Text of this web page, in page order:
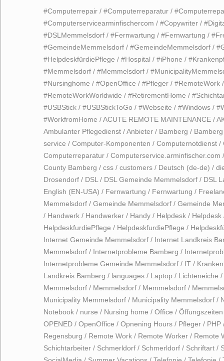
#Computerrepair / #Computerreparatur /
#Computerservicearminfischercom / #Copywriter /
#DSLMemmelsdorf / #Fernwartung / #Fernwartung /
#GemeindeMemmelsdorf / #GemeindeMemmelsdorf /
#HelpdeskfürdiePflege / #Hospital / #iPhone /
#Memmelsdorf / #Memmelsdorf /
#Nursinghome / #OpenOffice / #Pfleger / #RemoteWork
#RemoteWorkWorldwide / #RetirementHome /
#USBStick / #USBStickToGo / #Webseite / #Windows /
#WorkfromHome /ACUTE REMOTE MAINTENANCE /
Ambulanter Pflegedienst /Anbieter / Bamberg / Bamberg
service / Computer-Komponenten / Computernotdienst /
Computerreparatur / Computerservice.arminfischer.com
County Bamberg / css / customers / Deutsch (de-de) /
Drosendorf / DSL / DSL Gemeinde Memmelsdorf / DSL
English (EN-USA) / Fernwartung / Fernwartung /
Memmelsdorf / Gemeinde Memmelsdorf / Gemeinde
/ Handwerk / Handwerker / Handy / Helpdesk / Helpdesk
HelpdeskfurdiePflege / HelpdeskfurdiePflege /
Internet Gemeinde Memmelsdorf / Internet Landkreis
Memmelsdorf / Internetprobleme Bamberg /
Internetprobleme Gemeinde Memmelsdorf / IT /
Landkreis Bamberg / languages / Laptop / Lichteneiche /
Memmelsdorf / Memmelsdorf / Memmelsdorf /
Municipality Memmelsdorf / Municipality Memmelsdorf /
Notebook / nurse / Nursing home / Office / Öffungszeiten
OPENED / OpenOffice / Opnening Hours / Pfleger / PHP
Regensburg / Remote Work / Remote Worker / Remote
Schichtarbeiter / Schmerldorf / Schmerldorf / Schriftart /